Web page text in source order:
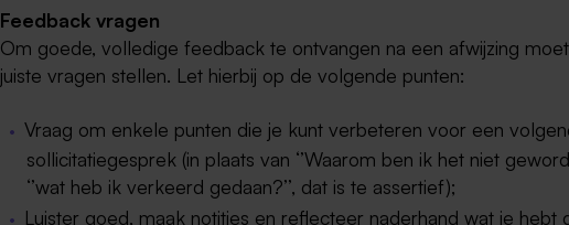
Feedback vragen
Om goede, volledige feedback te ontvangen na een afwijzing
juiste vragen stellen. Let hierbij op de volgende punten:
Vraag om enkele punten die je kunt verbeteren voor een
sollicitatiegesprek (in plaats van ‘’Waarom ben ik het niet
‘’wat heb ik verkeerd gedaan?’’, dat is te assertief);
Luister goed, maak notities en reflecteer naderhand wat je hebt